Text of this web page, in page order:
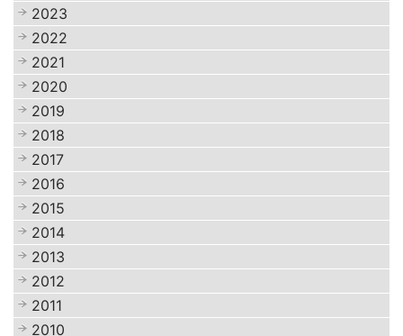
2023
2022
2021
2020
2019
2018
2017
2016
2015
2014
2013
2012
2011
2010